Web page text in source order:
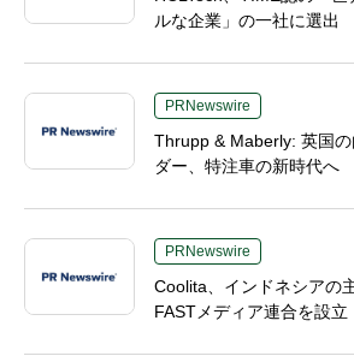
ルな企業」の一社に選出
PRNewswire
Thrupp & Maberly: 英国
ダー、特注車の新時代へ
PRNewswire
Coolita、インドネシアの
FASTメディア連合を設立